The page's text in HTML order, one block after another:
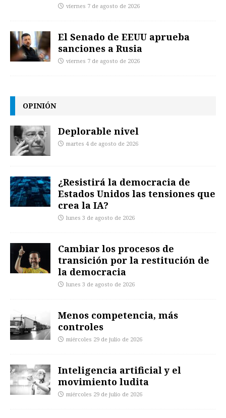
viernes 7 de agosto de 2026
El Senado de EEUU aprueba
sanciones a Rusia
viernes 7 de agosto de 2026
OPINIÓN
Deplorable nivel
martes 4 de agosto de 2026
¿Resistirá la democracia de
Estados Unidos las tensiones que
crea la IA?
lunes 3 de agosto de 2026
Cambiar los procesos de
transición por la restitución de
la democracia
lunes 3 de agosto de 2026
Menos competencia, más
controles
miércoles 29 de julio de 2026
Inteligencia artificial y el
movimiento ludita
miércoles 29 de julio de 2026